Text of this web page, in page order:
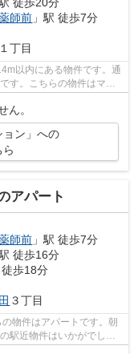
師前 」駅 徒歩7分
１丁目
以内にある物件です。通
す。こちらの物件はマン
ん。
ョン」への
アパート
師前 」駅 徒歩7分
徒歩16分
徒歩18分
３丁目
物件はアパートです。朝
駅近物件はいかがでしょ